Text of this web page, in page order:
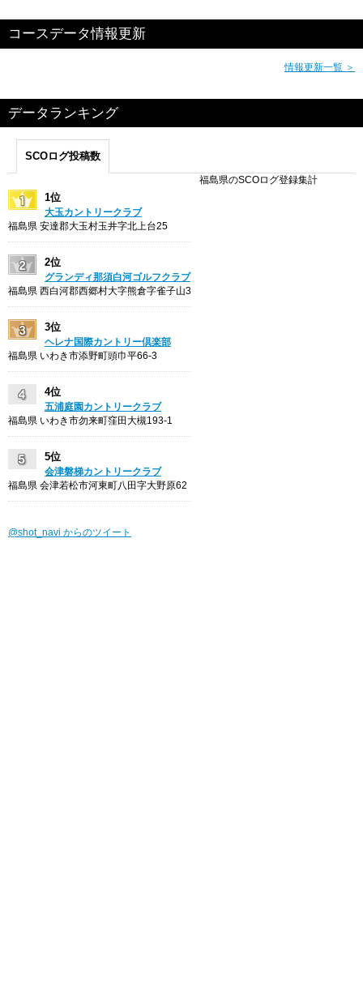
コースデータ情報更新
情報更新一覧 ＞
データランキング
SCOログ投稿数
福島県のSCOログ登録集計
1位
大玉カントリークラブ
福島県 安達郡大玉村玉井字北上台25
2位
グランディ那須白河ゴルフクラブ
福島県 西白河郡西郷村大字熊倉字雀子山3
3位
ヘレナ国際カントリー倶楽部
福島県 いわき市添野町頭巾平66-3
4位
五浦庭園カントリークラブ
福島県 いわき市勿来町窪田大槻193-1
5位
会津磐梯カントリークラブ
福島県 会津若松市河東町八田字大野原62
@shot_navi からのツイート